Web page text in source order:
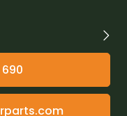
690